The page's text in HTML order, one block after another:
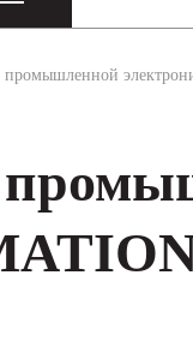
промышленной